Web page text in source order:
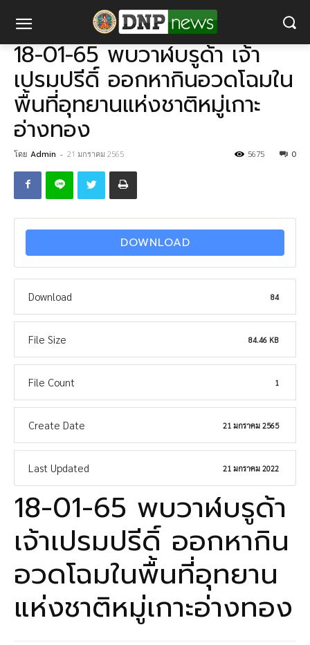
18-01-65 พบวาฬบรูด้า เจ้าเปรมปรีดิ์ ออกหากินอวดโฉมในพื้นที่
อุทยานแห่งชาติหมู่เกาะอ่างทอง
18-01-65 พบวาฬบรูด้า เจ้า
เปรมปรีดิ์ ออกหากินอวดโฉมใน
พื้นที่อุทยานแห่งชาติหมู่เกาะ
อ่างทอง
โดย Admin - 21 มกราคม 2565 0
5675
DOWNLOAD
Download 84
File Size 84.46 KB
File Count 1
Create Date 21 มกราคม 2565
Last Updated 21 มกราคม 2022
18-01-65 พบวาฬบรูด้า
เจ้าเปรมปรีดิ์ ออกหากิน
อวดโฉมในพื้นที่อุทยาน
แห่งชาติหมู่เกาะอ่างทอง